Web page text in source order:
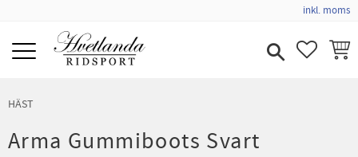
inkl. moms
HÄST
Arma Gummiboots Svart